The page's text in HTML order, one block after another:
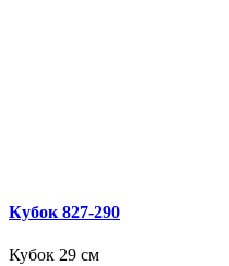
Кубок 827‑290
Кубок 29 см